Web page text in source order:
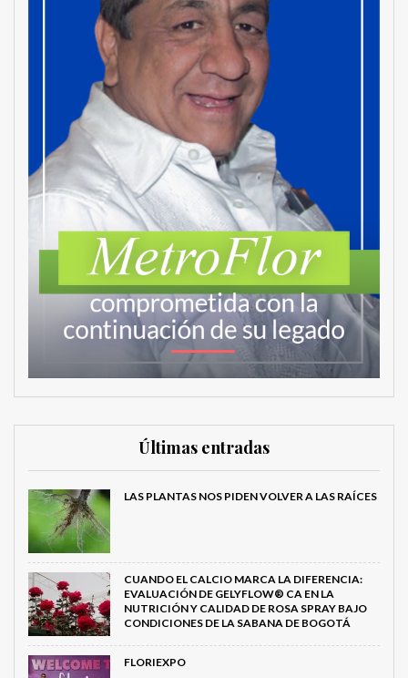
Últimas entradas
LAS PLANTAS NOS PIDEN VOLVER A LAS RAÍCES
CUANDO EL CALCIO MARCA LA DIFERENCIA:
EVALUACIÓN DE GELYFLOW® CA EN LA
NUTRICIÓN Y CALIDAD DE ROSA SPRAY BAJO
CONDICIONES DE LA SABANA DE BOGOTÁ
FLORIEXPO